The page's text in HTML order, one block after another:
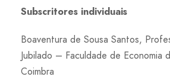
Subscritores individuais
Boaventura de Sousa Santos,
Jubilado – Faculdade de Economia
Coimbra